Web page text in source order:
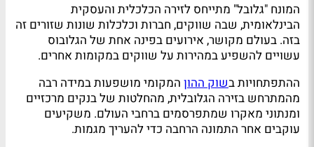
המונח "גלובל" מתייחס לזירה הכלכלית והעסקית
הבינלאומית, שבה שווקים, חברות וכלכלות שונות שזורים זה
בזה. בעולם מקושר, אירועים בפינה אחת של הגלובוס
עשויים להשפיע במהירות על שווקים במקומות אחרים.
ההתפתחויות בשוק ההון המקומי מושפעות במידה רבה
מהמתרחש בזירה הגלובלית, מהחלטות של בנקים מרכזיים
ומנתוני מאקרו שמתפרסמים ברחבי העולם. משקיעים
עוקבים אחר התמונה הרחבה כדי להעריך מגמות.